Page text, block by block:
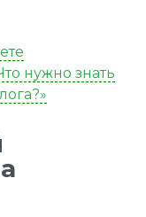
нужно знать